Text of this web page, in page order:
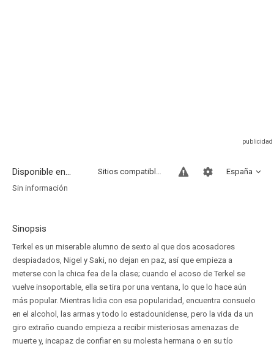
Disponible en... España
Sitios compatibles
Sin información
Sinopsis
Terkel es un miserable alumno de sexto al que dos acosadores
despiadados, Nigel y Saki, no dejan en paz, así que empieza a
meterse con la chica fea de la clase; cuando el acoso de Terkel se
vuelve insoportable, ella se tira por una ventana, lo que lo hace aún
más popular. Mientras lidia con esa popularidad, encuentra consuelo
en el alcohol, las armas y todo lo estadounidense, pero la vida da un
giro extraño cuando empieza a recibir misteriosas amenazas de
muerte y, incapaz de confiar en su molesta hermana o en su tío